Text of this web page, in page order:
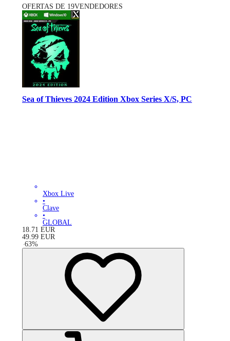
OFERTAS DE 19VENDEDORES
Sea of Thieves 2024 Edition Xbox Series X/S, PC
Xbox Live
•
Clave
•
GLOBAL
18.71 EUR
49.99 EUR
-63%